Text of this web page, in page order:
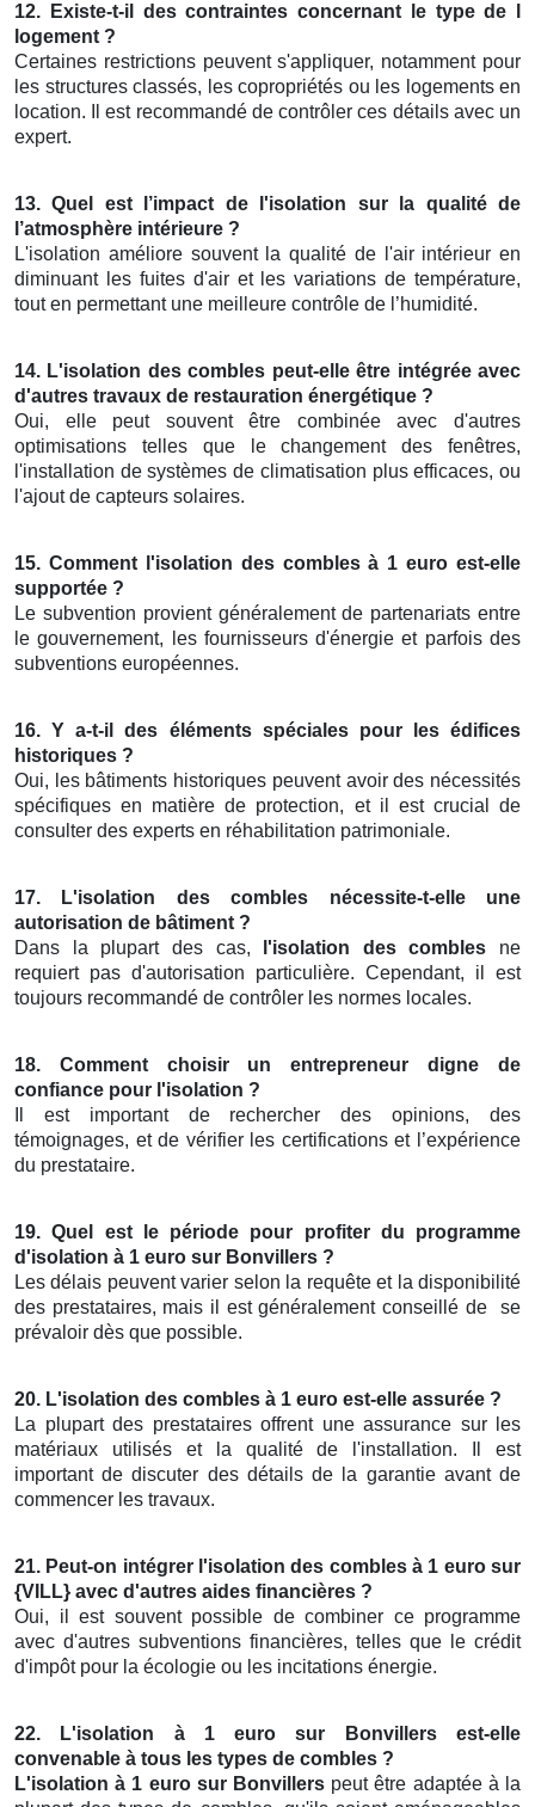
12. Existe-t-il des contraintes concernant le type de l
logement ?
Certaines restrictions peuvent s'appliquer, notamment pour
les structures classés, les copropriétés ou les logements en
location. Il est recommandé de contrôler ces détails avec un
expert.
13. Quel est l’impact de l'isolation sur la qualité de
l’atmosphère intérieure ?
L'isolation améliore souvent la qualité de l'air intérieur en
diminuant les fuites d'air et les variations de température,
tout en permettant une meilleure contrôle de l’humidité.
14. L'isolation des combles peut-elle être intégrée avec
d'autres travaux de restauration énergétique ?
Oui, elle peut souvent être combinée avec d'autres
optimisations telles que le changement des fenêtres,
l'installation de systèmes de climatisation plus efficaces, ou
l'ajout de capteurs solaires.
15. Comment l'isolation des combles à 1 euro est-elle
supportée ?
Le subvention provient généralement de partenariats entre
le gouvernement, les fournisseurs d'énergie et parfois des
subventions européennes.
16. Y a-t-il des éléments spéciales pour les édifices
historiques ?
Oui, les bâtiments historiques peuvent avoir des nécessités
spécifiques en matière de protection, et il est crucial de
consulter des experts en réhabilitation patrimoniale.
17. L'isolation des combles nécessite-t-elle une
autorisation de bâtiment ?
Dans la plupart des cas,
l'isolation des combles ne
requiert pas d'autorisation particulière. Cependant, il est
toujours recommandé de contrôler les normes locales.
18. Comment choisir un entrepreneur digne de
confiance pour l'isolation ?
Il est important de rechercher des opinions, des
témoignages, et de vérifier les certifications et l’expérience
du prestataire.
19. Quel est le période pour profiter du programme
d'isolation à 1 euro sur Bonvillers ?
Les délais peuvent varier selon la requête et la disponibilité
des prestataires, mais il est généralement conseillé de
se
prévaloir dès que possible.
20. L'isolation des combles à 1 euro est-elle assurée ?
La plupart des prestataires offrent une assurance sur les
matériaux utilisés et la qualité de l'installation. Il est
important de discuter des détails de la garantie avant de
commencer les travaux.
21. Peut-on intégrer l'isolation des combles à 1 euro sur
{VILL} avec d'autres aides financières ?
Oui, il est souvent possible de combiner ce programme
avec d'autres subventions financières, telles que le crédit
d'impôt pour la écologie ou les incitations énergie.
22. L'isolation à 1 euro sur Bonvillers est-elle
convenable à tous les types de combles ?
L'isolation à 1 euro sur Bonvillers peut être adaptée à la